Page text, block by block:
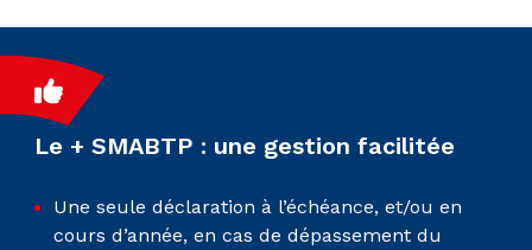
Le + SMABTP : une gestion facilitée
Une seule déclaration à l’échéance, et/ou en
cours d’année, en cas de dépassement du